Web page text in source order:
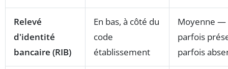
Relevé
d'identité
bancaire (RIB)
En bas, à côté du
code
établissement
Moyenne —
parfois
parfois